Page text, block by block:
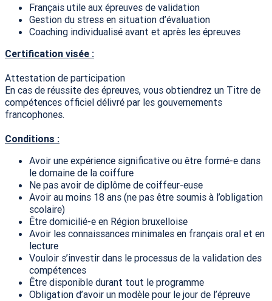
Français utile aux épreuves de validation
Gestion du stress en situation d’évaluation
Coaching individualisé avant et après les épreuves
Certification visée :
Attestation de participation
En cas de réussite des épreuves, vous obtiendrez un Titre de
compétences officiel délivré par les gouvernements
francophones.
Conditions :
Avoir une expérience significative ou être formé-e dans
le domaine de la coiffure
Ne pas avoir de diplôme de coiffeur-euse
Avoir au moins 18 ans (ne pas être soumis à l’obligation
scolaire)
Être domicilié-e en Région bruxelloise
Avoir les connaissances minimales en français oral et en
lecture
Vouloir s’investir dans le processus de la validation des
compétences
Être disponible durant tout le programme
Obligation d’avoir un modèle pour le jour de l’épreuve